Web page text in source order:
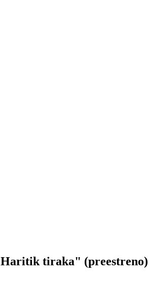
tiraka" (preestreno)